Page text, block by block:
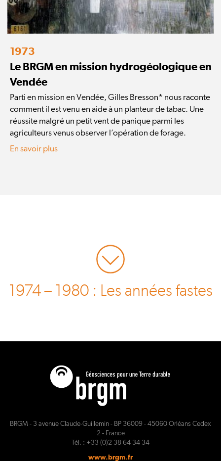
1973
Le BRGM en mission hydrogéologique en
Vendée
Parti en mission en Vendée, Gilles Bresson* nous raconte
comment il est venu en aide à un planteur de tabac. Une
réussite malgré un petit vent de panique parmi les
agriculteurs venus observer l’opération de forage.
En savoir plus
1974 – 1980 : Les années fastes
BRGM - 3 avenue Claude-Guillemin - BP 36009 - 45060 Orléans Cedex
2 - France
Tél. : +33 (0)2 38 64 34 34
www.brgm.fr